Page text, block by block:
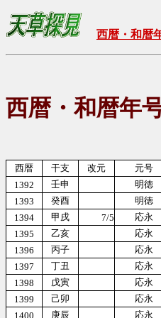
西暦・和暦
西暦・和暦年
西暦 干支 改元 元号
1392
壬申 明徳
1393
癸酉 明徳
1394
甲戌 7/5 応永
1395
乙亥 応永
1396
丙子 応永
1397
丁丑 応永
1398
戊寅 応永
1399
己卯 応永
1400
庚辰 応永